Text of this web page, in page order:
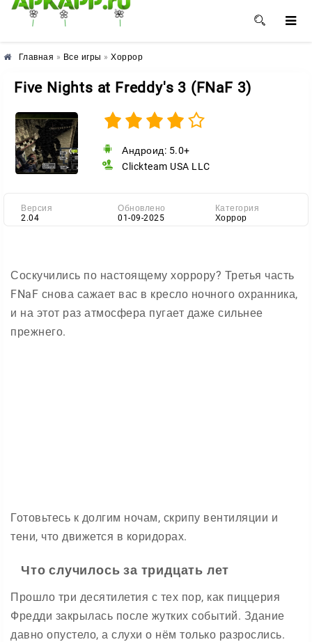
🌸 🌼 🌺
Главная » Все игры » Хоррор
Five Nights at Freddy's 3 (FNaF 3)
Андроид: 5.0+
Clickteam USA LLC
Версия
2.04
Обновлено
01-09-2025
Категория
Хоррор
Соскучились по настоящему хоррору? Третья часть
FNaF снова сажает вас в кресло ночного охранника,
и на этот раз атмосфера пугает даже сильнее
прежнего.
Готовьтесь к долгим ночам, скрипу вентиляции и
тени, что движется в коридорах.
Что случилось за тридцать лет
Прошло три десятилетия с тех пор, как пиццерия
Фредди закрылась после жутких событий. Здание
давно опустело, а слухи о нём только разрослись.